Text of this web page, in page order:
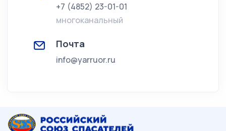
+7 (4852) 23-01-01
многоканальный
Почта
info@yarruor.ru